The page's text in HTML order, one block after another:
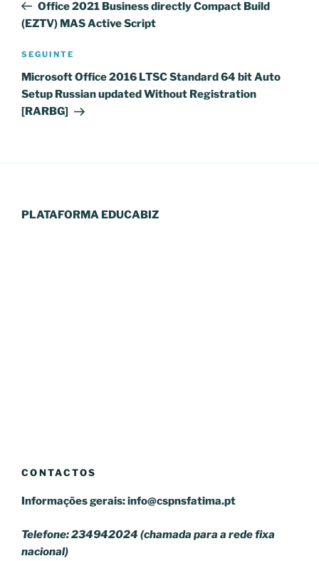
artigos
Office 2021 Business directly Compact Build
(EZTV) MAS Active Script
Conteúdo
seguinte
SEGUINTE
Microsoft Office 2016 LTSC Standard 64 bit Auto
Setup Russian updated Without Registration
[RARBG]
PLATAFORMA EDUCABIZ
CONTACTOS
Informações gerais:info@cspnsfatima.pt
Telefone: 234942024 (chamada para a rede fixa
nacional)